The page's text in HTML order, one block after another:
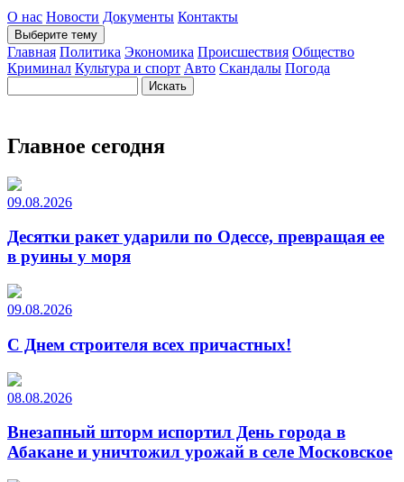
О нас Новости Документы Контакты
Выберите тему
Главная Политика Экономика Происшествия Общество
Криминал Культура и спорт Авто Скандалы Погода
Главное сегодня
09.08.2026
Десятки ракет ударили по Одессе, превращая ее
в руины у моря
09.08.2026
С Днем строителя всех причастных!
08.08.2026
Внезапный шторм испортил День города в
Абакане и уничтожил урожай в селе Московское